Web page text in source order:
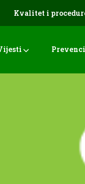
Kvalitet i